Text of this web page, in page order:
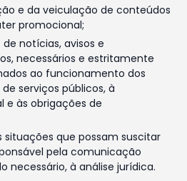
e da veiculação de conteúdos
promocional;
notícias, avisos e
necessários e estritamente
ao funcionamento dos
serviços públicos, à
e às obrigações de
situações que possam suscitar
pela comunicação
necessário, à análise jurídica.